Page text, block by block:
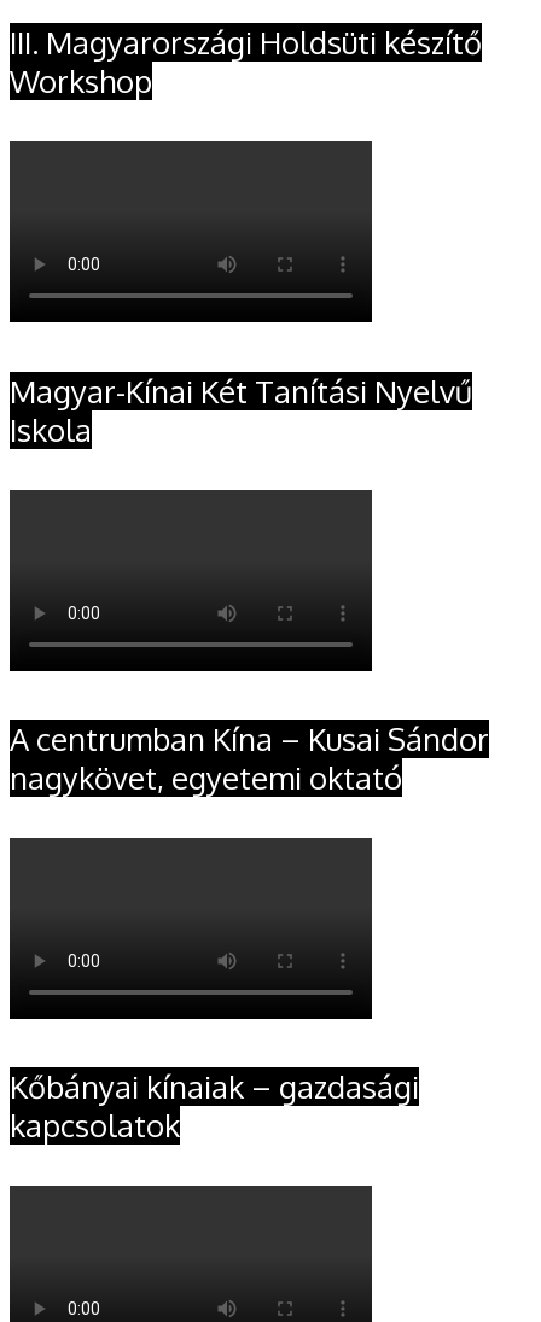
III. Magyarországi Holdsüti készítő
Workshop
Magyar-Kínai Két Tanítási Nyelvű
Iskola
A centrumban Kína – Kusai Sándor
nagykövet, egyetemi oktató
Kőbányai kínaiak – gazdasági
kapcsolatok